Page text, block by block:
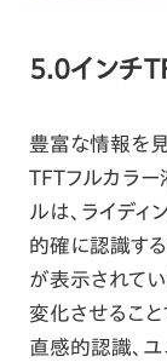
5.0インチ
豊富な情報を
TFTフルカラー
ルは、ライデ
的確に認識す
が表示されて
変化させるこ
直感的認識、